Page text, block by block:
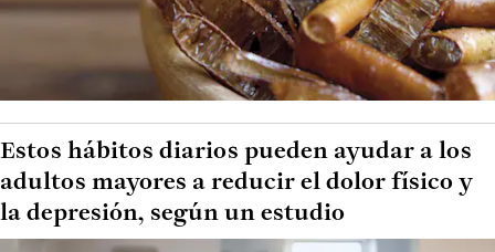
Estos hábitos diarios pueden ayudar a los
adultos mayores a reducir el dolor físico y
la depresión, según un estudio